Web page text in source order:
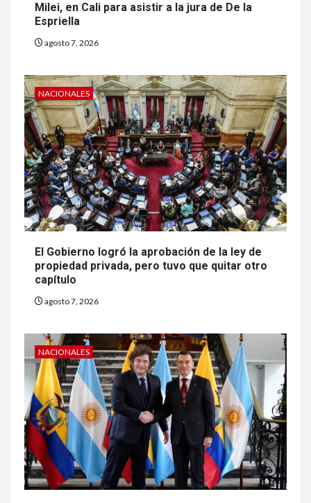
Milei, en Cali para asistir a la jura de De la
Espriella
agosto 7, 2026
NACIONALES
El Gobierno logró la aprobación de la ley de
propiedad privada, pero tuvo que quitar otro
capítulo
agosto 7, 2026
NACIONALES